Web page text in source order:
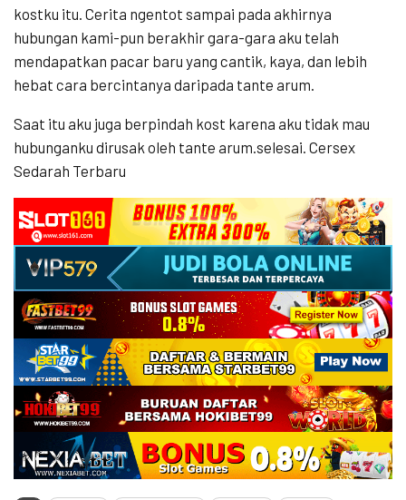
kostku itu. Cerita ngentot sampai pada akhirnya
hubungan kami-pun berakhir gara-gara aku telah
mendapatkan pacar baru yang cantik, kaya, dan lebih
hebat cara bercintanya daripada tante arum.
Saat itu aku juga berpindah kost karena aku tidak mau
hubunganku dirusak oleh tante arum.selesai. Cersex
Sedarah Terbaru